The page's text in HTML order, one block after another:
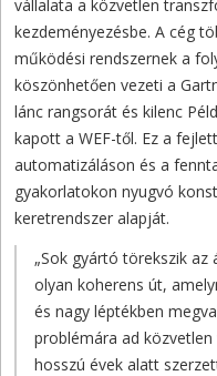
vállalata a közvetlen
kezdeményezésbe. A cég
működési rendszernek a
köszönhetően vezeti a
lánc rangsorát és kilenc
kapott a WEF-től. Ez a
automatizáláson és a
gyakorlatokon nyugvó
keretrendszer alapját.
„Sok gyártó törekszik az
olyan koherens út,
és nagy léptékben
problémára ad
hosszú évek alatt